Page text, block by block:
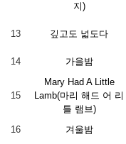
지)
13
깊고도 넓도다
14 가을밤
15
Mary Had A Little
Lamb(마리 해드 어 리
틀 램브)
16 겨울밤